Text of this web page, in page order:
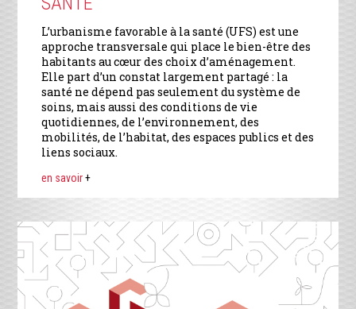
L’urbanisme favorable à la santé (UFS) est une
approche transversale qui place le bien-être des
habitants au cœur des choix d’aménagement.
Elle part d’un constat largement partagé : la
santé ne dépend pas seulement du système de
soins, mais aussi des conditions de vie
quotidiennes, de l’environnement, des
mobilités, de l’habitat, des espaces publics et des
liens sociaux.
en savoir+